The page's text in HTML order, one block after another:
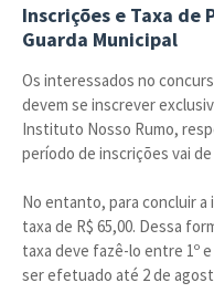
Inscrições e Taxa de
Guarda Municipal
Os interessados no
devem se inscrever
Instituto Nosso Rumo,
período de inscrições vai de
No entanto, para concluir a
taxa de R$ 65,00. Dessa
taxa deve fazê-lo entre 1º
ser efetuado até 2 de